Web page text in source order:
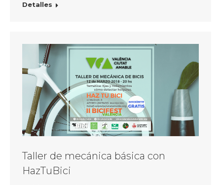
Detalles
Taller de mecánica básica con
HazTuBici